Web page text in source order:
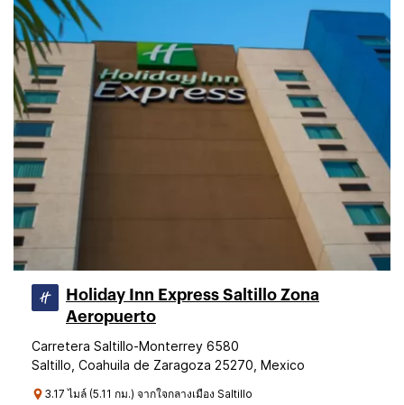
Holiday Inn Express Saltillo Zona
Aeropuerto
Carretera Saltillo-Monterrey 6580
Saltillo, Coahuila de Zaragoza 25270, Mexico
3.17 ไมล์ (5.11 กม.) จากใจกลางเมือง Saltillo